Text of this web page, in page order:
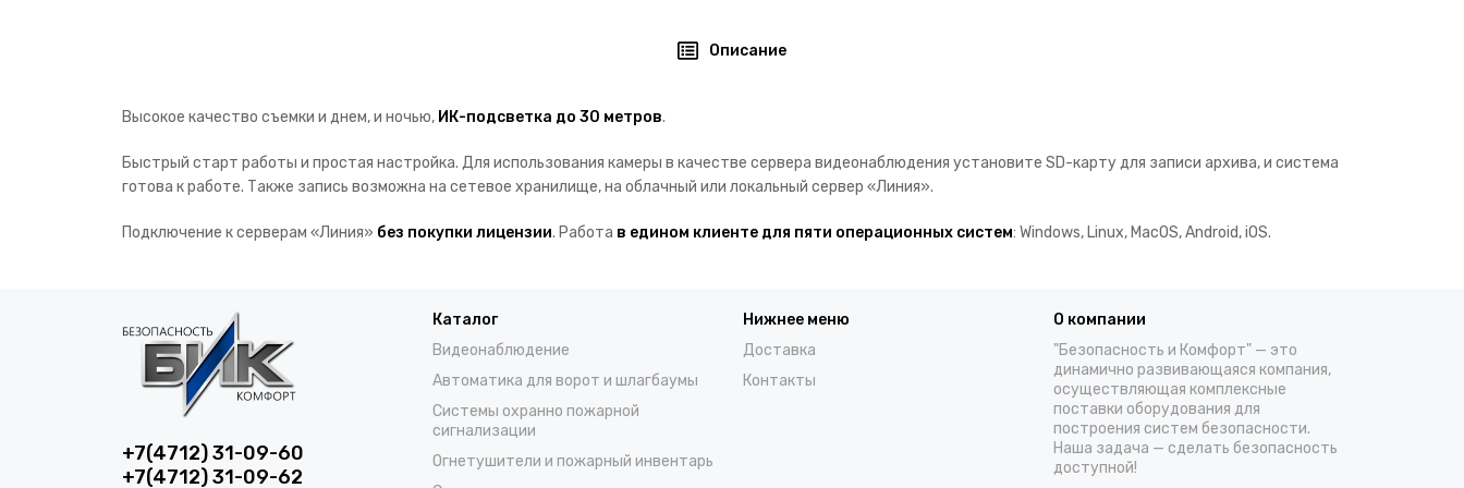
Описание
Высокое качество съемки и днем, и ночью, ИК-подсветка до 30 метров.
Быстрый старт работы и простая настройка. Для использования камеры в качестве сервера видеонаблюдения установите SD-карту для записи архива, и система
готова к работе. Также запись возможна на сетевое хранилище, на облачный или локальный сервер «Линия».
Подключение к серверам «Линия» без покупки лицензии. Работа в едином клиенте для пяти операционных систем: Windows, Linux, MacOS, Android, iOS.
+7(4712) 31-09-60
+7(4712) 31-09-62
Каталог
Видеонаблюдение
Автоматика для ворот и шлагбаумы
Системы охранно пожарной
сигнализации
Огнетушители и пожарный инвентарь
Нижнее меню
Доставка
Контакты
О компании
"Безопасность и Комфорт" — это
динамично развивающаяся компания,
осуществляющая комплексные
поставки оборудования для
построения систем безопасности.
Наша задача — сделать безопасность
доступной!